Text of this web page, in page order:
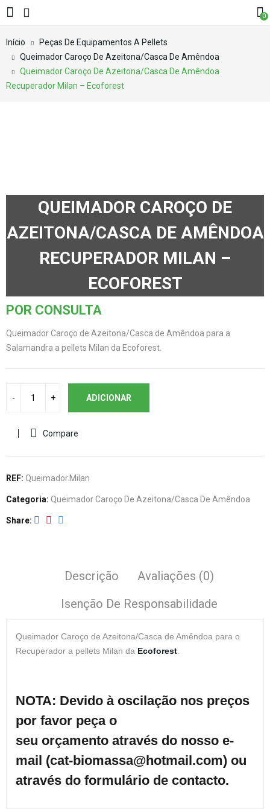
0
Início
Peças De Equipamentos A Pellets
Queimador Caroço De Azeitona/Casca De Amêndoa
Queimador Caroço De Azeitona/Casca De Amêndoa
Recuperador Milan – Ecoforest
QUEIMADOR CAROÇO DE
AZEITONA/CASCA DE AMÊNDOA
RECUPERADOR MILAN –
ECOFOREST
POR CONSULTA
Queimador Caroço de Azeitona/Casca de Amêndoa para a
Salamandra a pellets Milan da Ecoforest.
ADICIONAR
Compare
REF: Queimador.Milan
Categoria: Queimador Caroço De Azeitona/Casca De Amêndoa
Share
Descrição
Avaliações (0)
Isenção De Responsabilidade
Queimador Caroço de Azeitona/Casca de Amêndoa para o
Recuperador a pellets Milan da Ecoforest
NOTA: Devido à oscilação nos preços
por favor peça o
seu orçamento através do nosso e-
mail (cat-biomassa@hotmail.com) ou
através do formulário de contacto.